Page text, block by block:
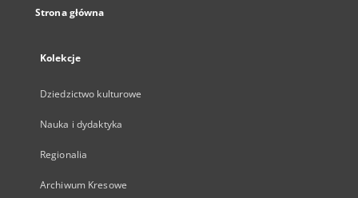
Strona główna
Kolekcje
Dziedzictwo kulturowe
Nauka i dydaktyka
Regionalia
Archiwum Kresowe